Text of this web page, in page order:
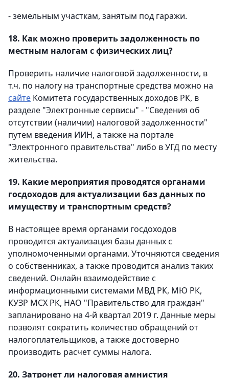
- земельным участкам, занятым под гаражи.
18. Как можно проверить задолженность по
местным налогам с физических лиц?
Проверить наличие налоговой задолженности, в
т.ч. по налогу на транспортные средства можно на
сайте Комитета государственных доходов РК, в
разделе "Электронные сервисы" - "Сведения об
отсутствии (наличии) налоговой задолженности"
путем введения ИИН, а также на портале
"Электронного правительства" либо в УГД по месту
жительства.
19. Какие мероприятия проводятся органами
госдоходов для актуализации баз данных по
имуществу и транспортным средств?
В настоящее время органами госдоходов
проводится актуализация базы данных с
уполномоченными органами. Уточняются сведения
о собственниках, а также проводится анализ таких
сведений. Онлайн взаимодействие с
информационными системами МВД РК, МЮ РК,
КУЗР МСХ РК, НАО "Правительство для граждан"
запланировано на 4-й квартал 2019 г. Данные меры
позволят сократить количество обращений от
налогоплательщиков, а также достоверно
производить расчет суммы налога.
20. Затронет ли налоговая амнистия